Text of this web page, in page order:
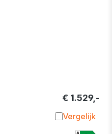
€ 1.529,-
Vergelijk